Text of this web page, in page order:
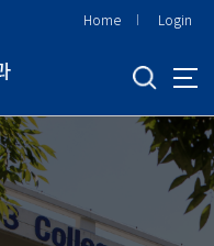
Home Login